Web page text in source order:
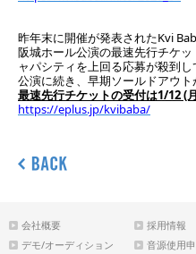
昨年末に開催が発表されたKvi
阪城ホール公演の最速先行チケ
ャパシティを上回る応募が殺到
公演に続き、早期ソールドアウト
最速先行チケットの受付は1/12 (
https://eplus.jp/kvibaba/
会社概要
採用情報
デモ/オーディション
音源使用